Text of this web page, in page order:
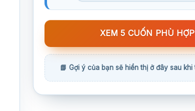
XEM 5 CUỐN PHÙ HỢP